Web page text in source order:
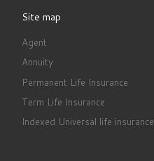
Site map
Agent
Annuity
Permanent Life Insurance
Term Life Insurance
Indexed Universal life insurance